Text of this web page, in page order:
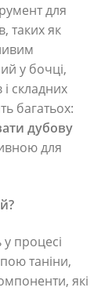
для
таких як
у бочці,
і складних
багатьох:
дубову
для
процесі
таніни,
які